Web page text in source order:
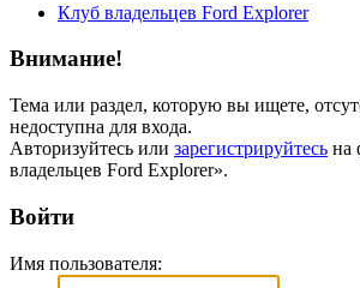
Клуб владельцев Ford Explorer
Внимание!
Тема или раздел, которую вы ищете,
недоступна для входа.
Авторизуйтесь или зарегистрируйтесь на
владельцев Ford Explorer».
Войти
Имя пользователя: